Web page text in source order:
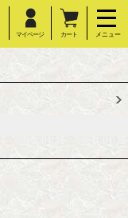
マイページ カート メニュー